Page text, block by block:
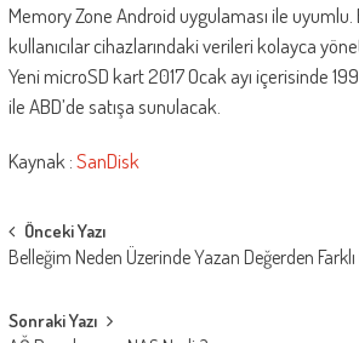
Memory Zone Android uygulaması ile
kullanıcılar cihazlarındaki verileri kolayca
Yeni microSD kart 2017 Ocak ayı içerisinde
ile ABD’de satışa sunulacak.
Kaynak :SanDisk
Post
navigation
Önceki Yazı
Belleğim Neden Üzerinde Yazan Değerden Farklı
Sonraki Yazı